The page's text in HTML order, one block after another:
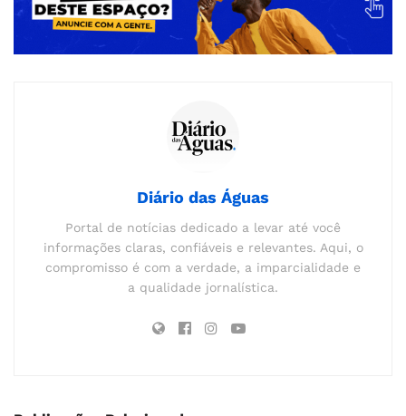
Diário das Águas
Portal de notícias dedicado a levar até você
informações claras, confiáveis e relevantes. Aqui, o
compromisso é com a verdade, a imparcialidade e
a qualidade jornalística.